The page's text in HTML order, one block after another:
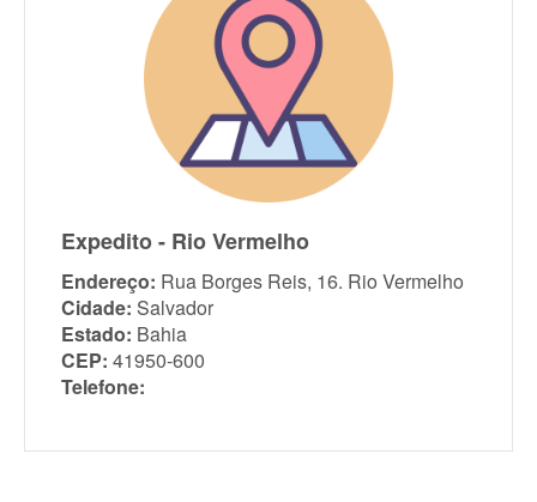
Expedito - Rio Vermelho
Endereço: Rua Borges Reis, 16. Rio Vermelho
Cidade: Salvador
Estado: Bahia
CEP: 41950-600
Telefone: